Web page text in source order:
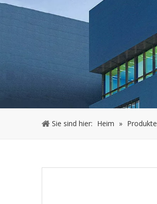
Sie sind hier: Heim » Produkte